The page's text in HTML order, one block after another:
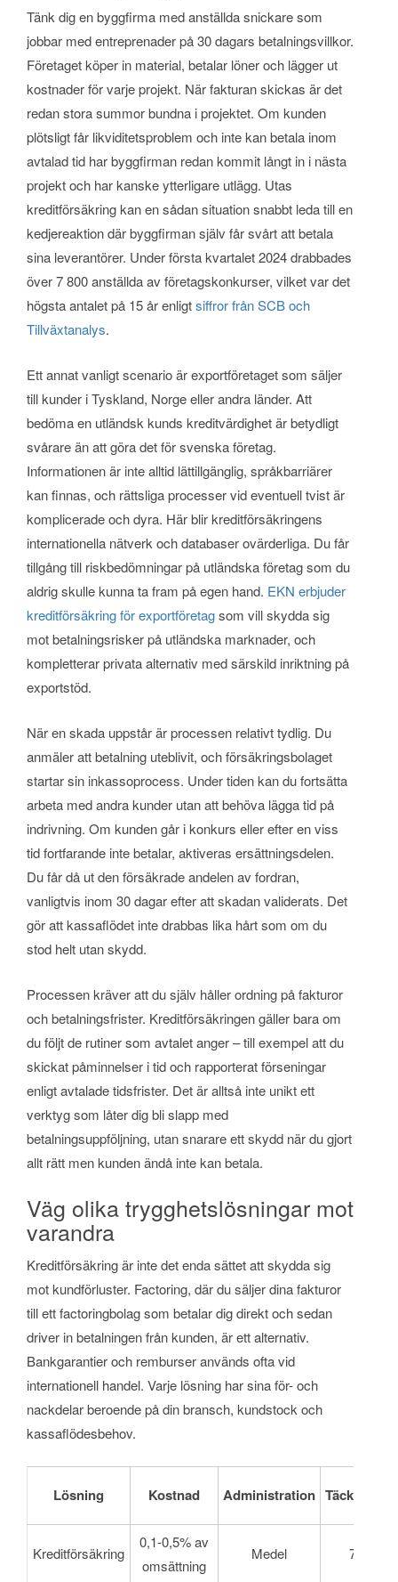
Tänk dig en byggfirma med anställda snickare som
jobbar med entreprenader på 30 dagars betalningsvillkor.
Företaget köper in material, betalar löner och lägger ut
kostnader för varje projekt. När fakturan skickas är det
redan stora summor bundna i projektet. Om kunden
plötsligt får likviditetsproblem och inte kan betala inom
avtalad tid har byggfirman redan kommit långt in i nästa
projekt och har kanske ytterligare utlägg. Utas
kreditförsäkring kan en sådan situation snabbt leda till en
kedjereaktion där byggfirman själv får svårt att betala
sina leverantörer. Under första kvartalet 2024 drabbades
över 7 800 anställda av företagskonkurser, vilket var det
högsta antalet på 15 år enligtsiffror från SCB och
Tillväxtanalys.
Ett annat vanligt scenario är exportföretaget som säljer
till kunder i Tyskland, Norge eller andra länder. Att
bedöma en utländsk kunds kreditvärdighet är betydligt
svårare än att göra det för svenska företag.
Informationen är inte alltid lättillgänglig, språkbarriärer
kan finnas, och rättsliga processer vid eventuell tvist är
komplicerade och dyra. Här blir kreditförsäkringens
internationella nätverk och databaser ovärderliga. Du får
tillgång till riskbedömningar på utländska företag som du
aldrig skulle kunna ta fram på egen hand. EKN erbjuder
kreditförsäkring för exportföretagsom vill skydda sig
mot betalningsrisker på utländska marknader, och
kompletterar privata alternativ med särskild inriktning på
exportstöd.
När en skada uppstår är processen relativt tydlig. Du
anmäler att betalning uteblivit, och försäkringsbolaget
startar sin inkassoprocess. Under tiden kan du fortsätta
arbeta med andra kunder utan att behöva lägga tid på
indrivning. Om kunden går i konkurs eller efter en viss
tid fortfarande inte betalar, aktiveras ersättningsdelen.
Du får då ut den försäkrade andelen av fordran,
vanligtvis inom 30 dagar efter att skadan validerats. Det
gör att kassaflödet inte drabbas lika hårt som om du
stod helt utan skydd.
Processen kräver att du själv håller ordning på fakturor
och betalningsfrister. Kreditförsäkringen gäller bara om
du följt de rutiner som avtalet anger – till exempel att du
skickat påminnelser i tid och rapporterat förseningar
enligt avtalade tidsfrister. Det är alltså inte unikt ett
verktyg som låter dig bli slapp med
betalningsuppföljning, utan snarare ett skydd när du gjort
allt rätt men kunden ändå inte kan betala.
Väg olika trygghetslösningar mot
varandra
Kreditförsäkring är inte det enda sättet att skydda sig
mot kundförluster. Factoring, där du säljer dina fakturor
till ett factoringbolag som betalar dig direkt och sedan
driver in betalningen från kunden, är ett alternativ.
Bankgarantier och remburser används ofta vid
internationell handel. Varje lösning har sina för- och
nackdelar beroende på din bransch, kundstock och
kassaflödesbehov.
Lösning Kostnad Administration
Kreditförsäkring
0,1-0,5% av
omsättning
Medel 75-90%